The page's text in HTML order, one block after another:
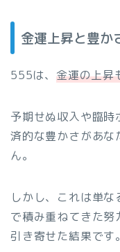
金運上昇と豊か
555は、 金運の上昇
予期せぬ収入や臨
済的な豊かさがあな
ん。
しかし、これは単
で積み重ねてきた
引き寄せた結果です。